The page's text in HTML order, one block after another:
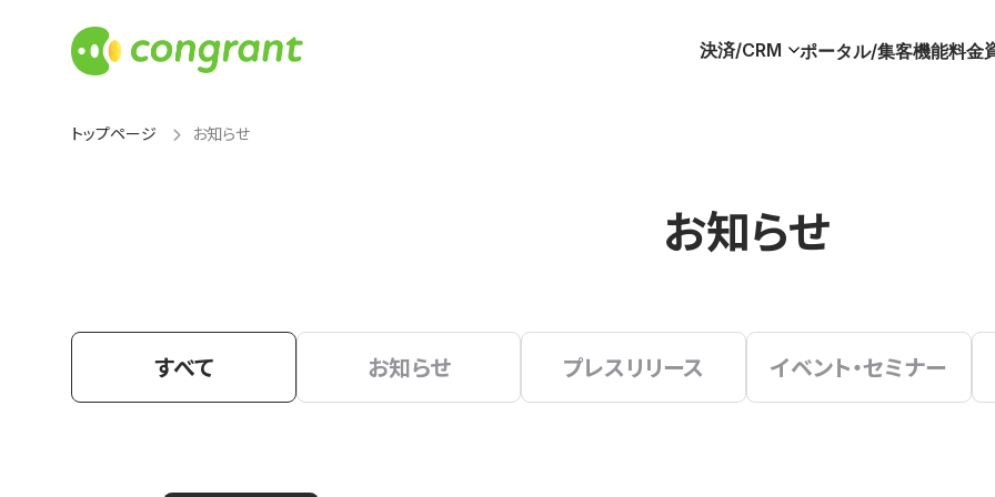
決済/CRM ポータル/集客機能料金
トップページ お知らせ
お知らせ
すべて お知らせ プレスリリース イベント・セミナー